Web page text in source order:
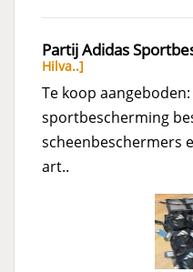
Partij Adidas
Hilva..]
Te koop
sportbescherming
scheenbeschermers
art..